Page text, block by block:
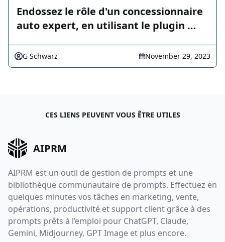
Endossez le rôle d'un concessionnaire
auto expert, en utilisant le plugin …
G Schwarz November 29, 2023
CES LIENS PEUVENT VOUS ÊTRE UTILES
AIPRM
AIPRM est un outil de gestion de prompts et une
bibliothèque communautaire de prompts. Effectuez en
quelques minutes vos tâches en marketing, vente,
opérations, productivité et support client grâce à des
prompts prêts à l’emploi pour ChatGPT, Claude,
Gemini, Midjourney, GPT Image et plus encore.